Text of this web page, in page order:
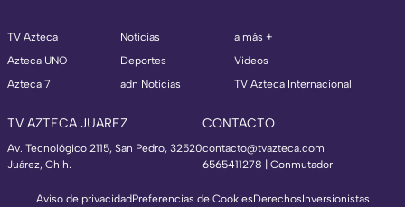
TV Azteca
Azteca UNO
Azteca 7
Noticias
Deportes
adn Noticias
a más +
Videos
TV Azteca Internacional
TV AZTECA JUAREZ
Av. Tecnológico 2115, San Pedro, 32520
Juárez, Chih.
CONTACTO
contacto@tvazteca.com
6565411278 | Conmutador
Aviso de privacidadPreferencias de CookiesDerechosInversionistas